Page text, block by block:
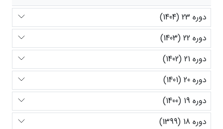
دوره 23 (1404)
دوره 22 (1403)
دوره 21 (1402)
دوره 20 (1401)
دوره 19 (1400)
دوره 18 (1399)